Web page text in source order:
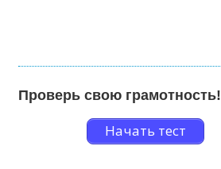
Проверь свою грамотность!
Начать тест